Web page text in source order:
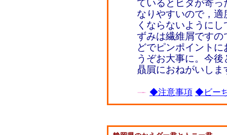
ているとヒダが寄
なりやすいので，
くならないように
ずみは繊維屑です
どでピンポイント
うぞお大事に。今
贔屓におねがいし
◆注意事項 ◆ビー